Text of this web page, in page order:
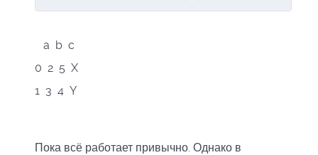
a b c
0 2 5 X
1 3 4 Y
Пока всё работает привычно. Однако в